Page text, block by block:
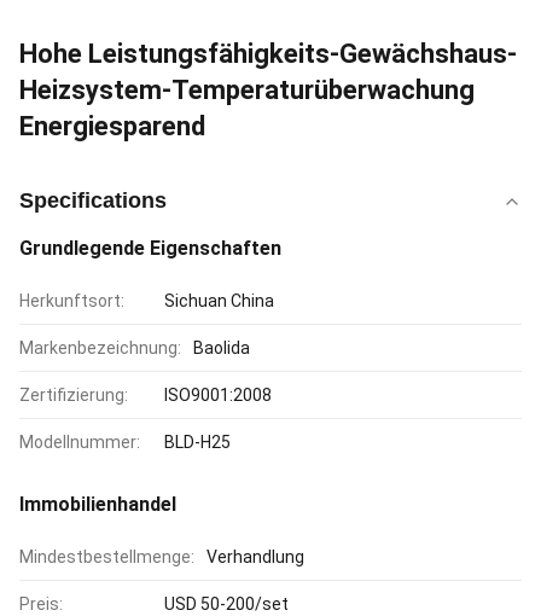
Hohe Leistungsfähigkeits-Gewächshaus-
Heizsystem-Temperaturüberwachung
Energiesparend
Specifications
Grundlegende Eigenschaften
Herkunftsort: Sichuan China
Markenbezeichnung: Baolida
Zertifizierung: ISO9001:2008
Modellnummer: BLD-H25
Immobilienhandel
Mindestbestellmenge: Verhandlung
Preis: USD 50-200/set